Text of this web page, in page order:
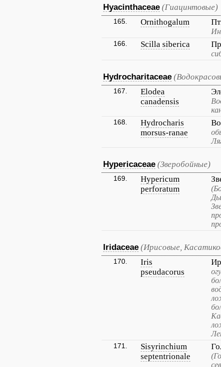
Hyacinthaceae (Гиацинтовые)
165. Ornithogalum
166. Scilla siberica
Hydrocharitaceae
167.
Elodea
canadensis
168.
Hydrocharis
morsus-ranae
Hypericaceae (Зверобойные)
169.
Hypericum
perforatum
Iridaceae (Ирисовые,
170.
Iris
pseudacorus
171.
Sisyrinchium
septentrionale